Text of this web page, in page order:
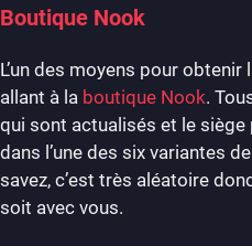
Boutique Nook
L’un des moyens pour obtenir
allant à la boutique Nook.
qui sont actualisés et le
dans l’une des six variantes
savez, c’est très aléatoire
soit avec vous.